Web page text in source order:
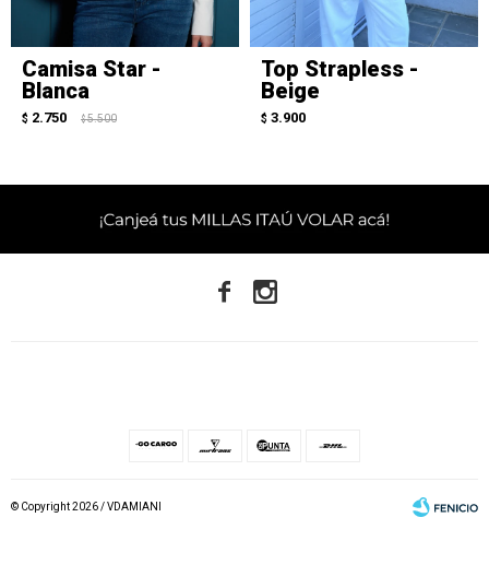
Camisa Star -
Blanca
$ 2.750 $ 5.500
Top Strapless -
Beige
$ 3.900
 
© Copyright 2026 / VDAMIANI